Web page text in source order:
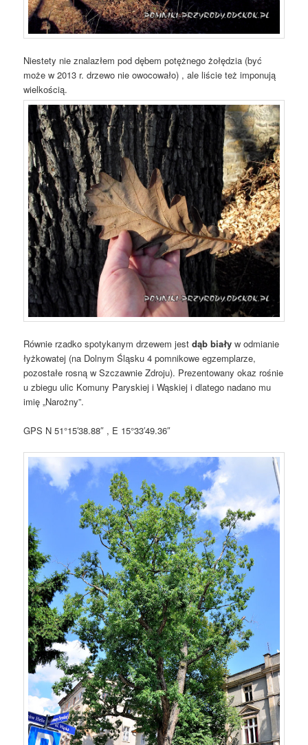
Niestety nie znalazłem pod dębem potężnego żołędzia (być
może w 2013 r. drzewo nie owocowało) , ale liście też imponują
wielkością.
Równie rzadko spotykanym drzewem jestdąb biały w odmianie
łyżkowatej (na Dolnym Śląsku 4 pomnikowe egzemplarze,
pozostałe rosną w Szczawnie Zdroju). Prezentowany okaz rośnie
u zbiegu ulic Komuny Paryskiej i Wąskiej i dlatego nadano mu
imię „Narożny”.
GPS N 51°15′38.88″ , E 15°33′49.36″